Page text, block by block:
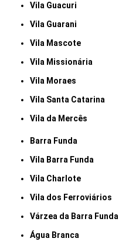
Vila Guacuri
Vila Guarani
Vila Mascote
Vila Missionária
Vila Moraes
Vila Santa Catarina
Vila da Mercês
Barra Funda
Vila Barra Funda
Vila Charlote
Vila dos Ferroviários
Várzea da Barra Funda
Água Branca